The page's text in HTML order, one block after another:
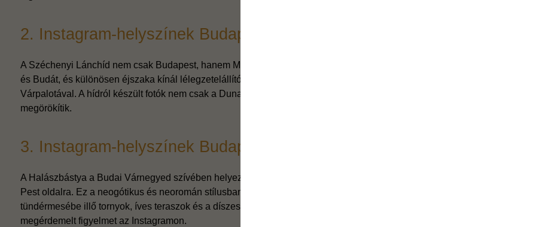
2. Instagram-helyszínek Budapesten: Széchenyi Lánchíd
A Széchenyi Lánchíd nem csak Budapest, hanem Magyarország egyik legismertebb műemléke. A híd összeköti Pestet
és Budát, és különösen éjszaka kínál lélegzetelállító látványt a kivilágított híd és a háttérben magasodó Budai
Várpalotával. A hídról készült fotók nem csak a Duna gyönyörű szakaszát, hanem a város dinamikus életérzését is
megörökítik.
3. Instagram-helyszínek Budapesten: Halászbástya
A Halászbástya a Budai Várnegyed szívében helyezkedik el, és fantasztikus kilátást nyújt a Parlament épületére és a
Pest oldalra. Ez a neogótikus és neoromán stílusban épült terasz a legnépszerűbb turisztikai célpontok egyike. A
tündérmesébe illő tornyok, íves teraszok és a díszes kőfaragások rendkívül fotogének, és garantáltan megkapják a
megérdemelt figyelmet az Instagramon.